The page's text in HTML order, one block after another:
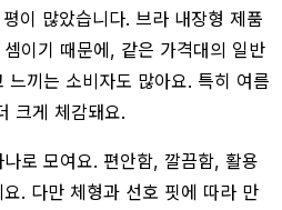
이 많았습니다. 브라 내장형 제품
이기 때문에, 같은 가격대의 일반
느끼는 소비자도 많아요. 특히 여름
크게 체감돼요.
로 모여요. 편안함, 깔끔함, 활용
. 다만 체형과 선호 핏에 따라 만